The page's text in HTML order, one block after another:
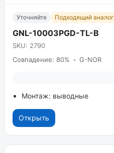
Уточняйте Подходящий аналог
GNL-10003PGD-TL-B
SKU: 2790
Совпадение: 80% • G-NOR
Монтаж: выводные
Открыть